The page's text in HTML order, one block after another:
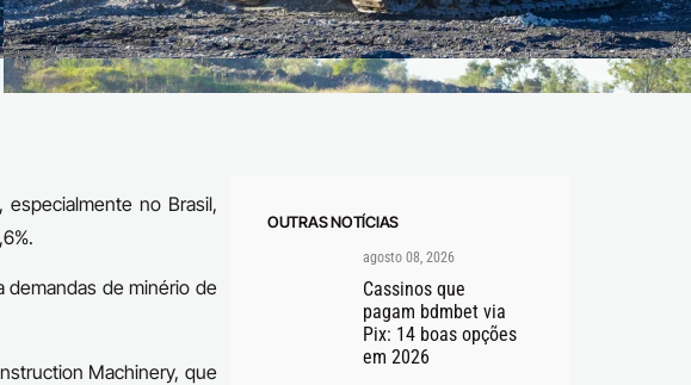
no Brasil,
demandas de minério de
Machinery, que
OUTRAS NOTÍCIAS
agosto 08, 2026
Cassinos que
pagam bdmbet via
Pix: 14 boas opções
em 2026